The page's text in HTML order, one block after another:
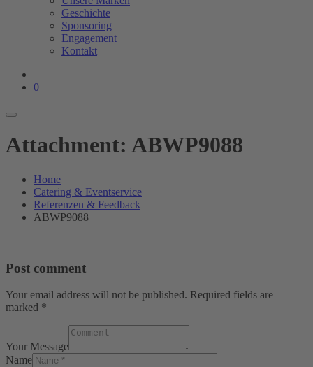
Geschichte
Sponsoring
Engagement
Kontakt
0
Attachment: ABWP9088
Home
Catering & Eventservice
Referenzen & Feedback
ABWP9088
Post comment
Your email address will not be published. Required fields are
marked *
Your Message
Name